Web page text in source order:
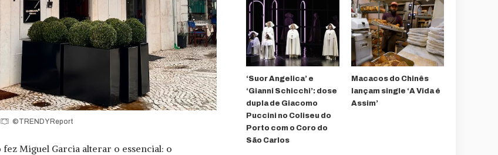
©TRENDY Report
fez Miguel Garcia alterar o essencial: o
‘Suor Angelica’ e
‘Gianni Schicchi’: dose
dupla de Giacomo
Puccini no Coliseu do
Porto com o Coro do
São Carlos
Macacos do Chinês
lançam single ‘A Vida é
Assim’